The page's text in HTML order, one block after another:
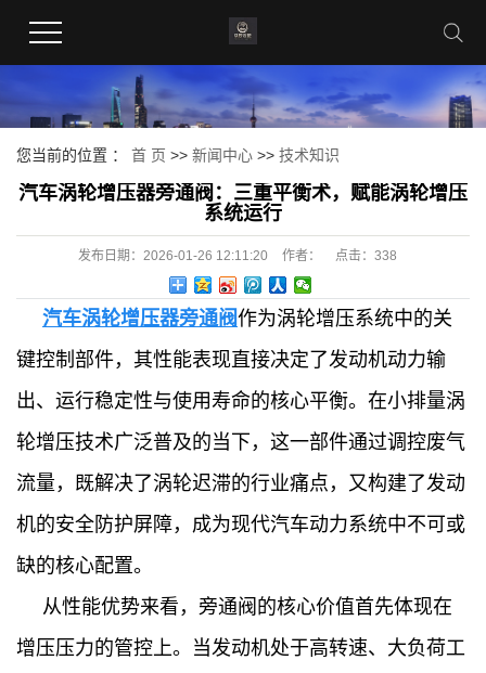
您当前的位置 ： 首 页 >> 新闻中心 >> 技术知识
汽车涡轮增压器旁通阀：三重平衡术，赋能涡轮增压
系统运行
发布日期： 2026-01-26 12:11:20 作者： 点击： 338
汽车涡轮增压器旁通阀作为涡轮增压系统中的关
键控制部件，其性能表现直接决定了发动机动力输
出、运行稳定性与使用寿命的核心平衡。在小排量涡
轮增压技术广泛普及的当下，这一部件通过调控废气
流量，既解决了涡轮迟滞的行业痛点，又构建了发动
机的安全防护屏障，成为现代汽车动力系统中不可或
缺的核心配置。
从性能优势来看，旁通阀的核心价值首先体现在
增压压力的管控上。当发动机处于高转速、大负荷工